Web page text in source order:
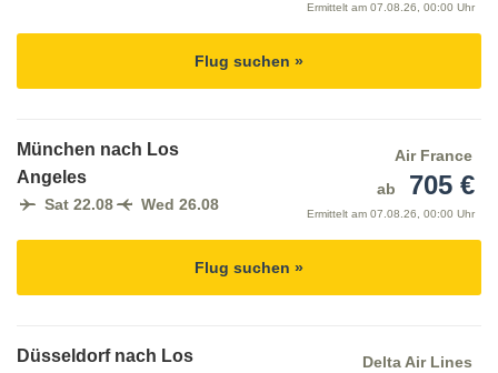
Ermittelt am 07.08.26, 00:00 Uhr
Flug suchen »
München nach Los
Angeles
Sat 22.08 Wed 26.08
Air France
ab
705 €
Ermittelt am 07.08.26, 00:00 Uhr
Flug suchen »
Düsseldorf nach Los
Delta Air Lines